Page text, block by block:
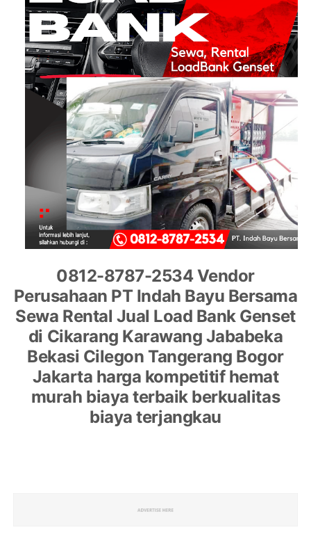
0812-8787-2534 Vendor
Perusahaan PT Indah Bayu Bersama
Sewa Rental Jual Load Bank Genset
di Cikarang Karawang Jababeka
Bekasi Cilegon Tangerang Bogor
Jakarta harga kompetitif hemat
murah biaya terbaik berkualitas
biaya terjangkau